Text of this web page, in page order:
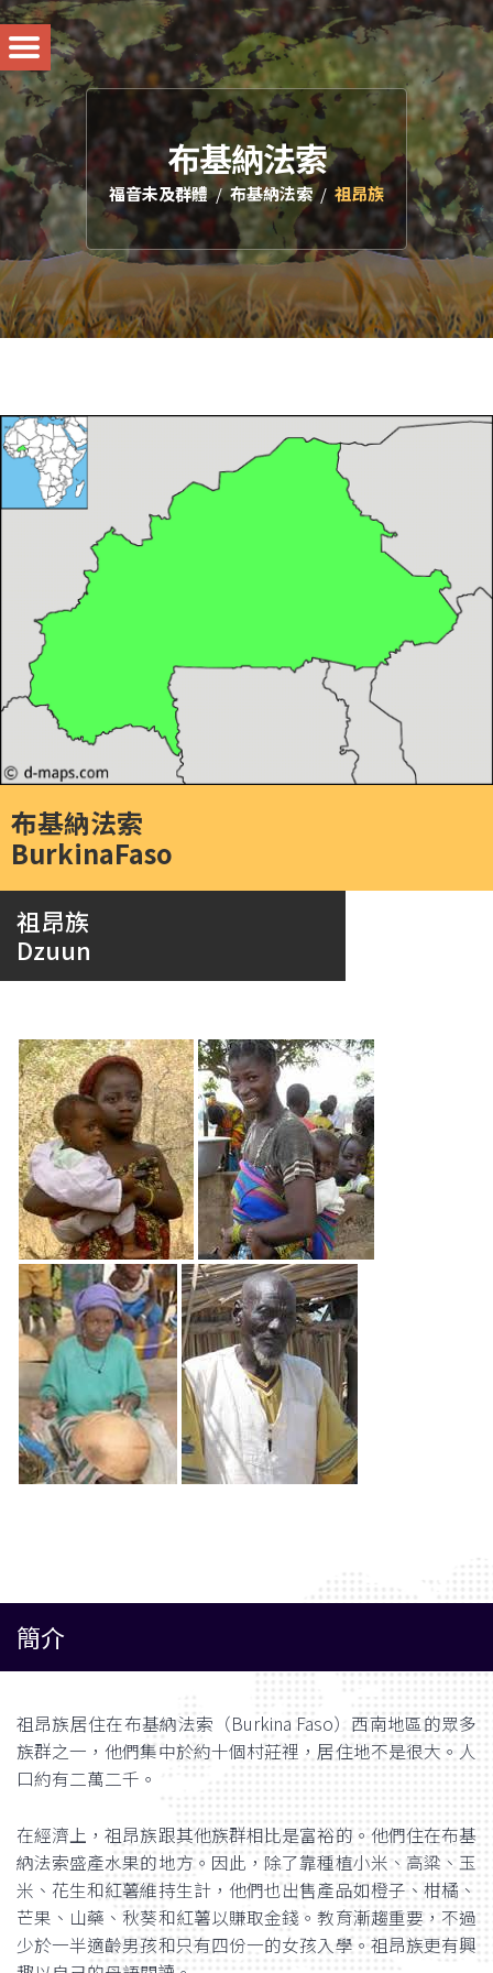
布基納法索
福音未及群體 布基納法索 祖昂族
布基納法索
BurkinaFaso
祖昂族
Dzuun
簡介
祖昂族居住在布基納法索（Burkina Faso）西南地區的眾多
族群之一，他們集中於約十個村莊裡，居住地不是很大。人
口約有二萬二千。
在經濟上，祖昂族跟其他族群相比是富裕的。他們住在布基
納法索盛產水果的地方。因此，除了靠種植小米、高粱、玉
米、花生和紅薯維持生計，他們也出售產品如橙子、柑橘、
芒果、山藥、秋葵和紅薯以賺取金錢。教育漸趨重要，不過
少於一半適齡男孩和只有四份一的女孩入學。祖昂族更有興